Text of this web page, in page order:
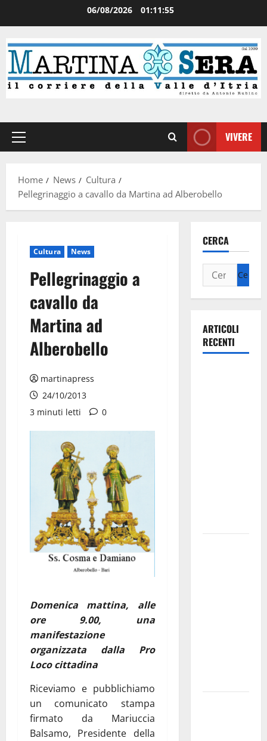
06/08/2026 01:11:56
VIVERE
Home News
Cultura
Pellegrinaggio a cavallo da Martina ad Alberobello
Cultura News
Pellegrinaggio a
cavallo da
Martina ad
Alberobello
martinapress
24/10/2013
3 minuti letti
0
Domenica mattina, alle
ore 9.00, una
manifestazione
organizzata dalla Pro
Loco cittadina
Riceviamo e pubblichiamo
un comunicato stampa
firmato da Mariuccia
Balsamo, Presidente della
CERCA
ARTICOLI
RECENTI